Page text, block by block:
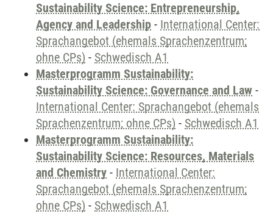
Sustainability Science: Entrepreneurship,
Agency and Leadership - International Center:
Sprachangebot (ehemals Sprachenzentrum;
ohne CPs) - Schwedisch A1
Masterprogramm Sustainability:
Sustainability Science: Governance and Law -
International Center: Sprachangebot (ehemals
Sprachenzentrum; ohne CPs) - Schwedisch A1
Masterprogramm Sustainability:
Sustainability Science: Resources, Materials
and Chemistry - International Center:
Sprachangebot (ehemals Sprachenzentrum;
ohne CPs) - Schwedisch A1